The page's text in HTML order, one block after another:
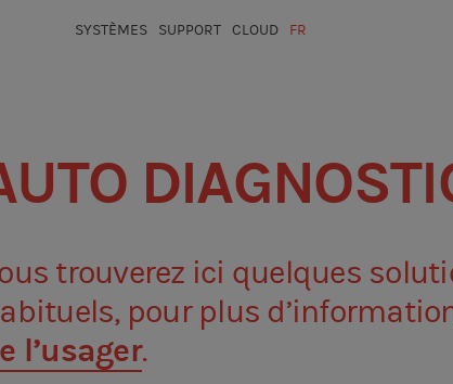
SYSTÈMES SUPPORT CLOUD FR
trouverez ici quelques
pour plus
l’usager.